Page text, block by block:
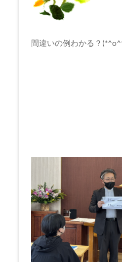
間違いの例わかる？